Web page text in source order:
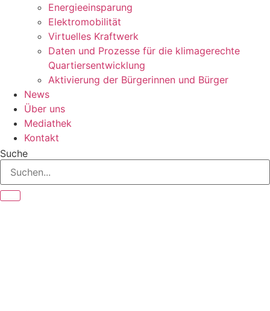
Energieeinsparung
Elektromobilität
Virtuelles Kraftwerk
Daten und Prozesse für die klimagerechte
Quartiersentwicklung
Aktivierung der Bürgerinnen und Bürger
News
Über uns
Mediathek
Kontakt
Suche